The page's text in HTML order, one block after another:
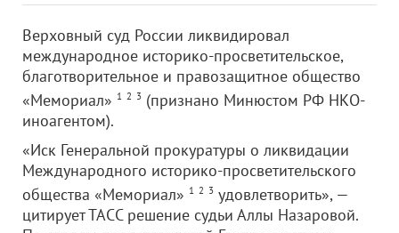
Верховный суд России ликвидировал
международное историко-просветительское,
благотворительное и правозащитное общество
«Мемориал» 1 2 3 (признано Минюстом РФ НКО-
иноагентом).
«Иск Генеральной прокуратуры о ликвидации
Международного историко-просветительского
общества «Мемориал» 1 2 3 удовлетворить», —
цитирует ТАСС решение судьи Аллы Назаровой.